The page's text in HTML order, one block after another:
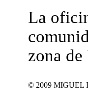
La
zona
© 2009 MIGUEL